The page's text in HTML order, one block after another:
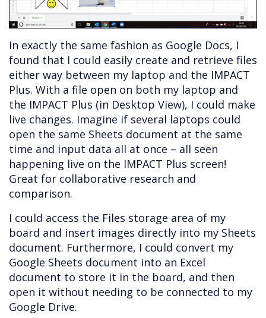
In exactly the same fashion as Google Docs, I
found that I could easily create and retrieve files
either way between my laptop and the IMPACT
Plus. With a file open on both my laptop and
the IMPACT Plus (in Desktop View), I could make
live changes. Imagine if several laptops could
open the same Sheets document at the same
time and input data all at once – all seen
happening live on the IMPACT Plus screen!
Great for collaborative research and
comparison.
I could access the Files storage area of my
board and insert images directly into my Sheets
document. Furthermore, I could convert my
Google Sheets document into an Excel
document to store it in the board, and then
open it without needing to be connected to my
Google Drive.